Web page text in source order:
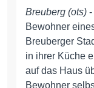
Breuberg (ots)-
Bewohner
Breuberger
in ihrer Küche
auf das Haus
Bewohner